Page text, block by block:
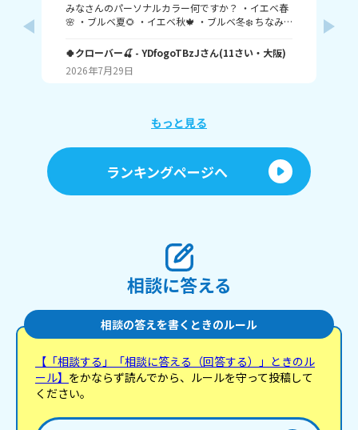
みなさんのパーソナルカラー何ですか？ ・イエベ春
🌸 ・ブルベ夏🌻 ・イエベ秋🍁 ・ブルベ冬❄️ ちなみ
の回答待ってます🥺 バイバイ✌️
🍀クローバー🍒 - YDfogoTBzJさん(11さい・ 大阪)
2026年7月29日
もっと見る
ランキングページへ
相談に答える
相談の答えを書くときのルール
【「相談する」「相談に答える（回答する）」ときのル
ール】 をかならず読んでから、ルールを守って投稿して
ください。